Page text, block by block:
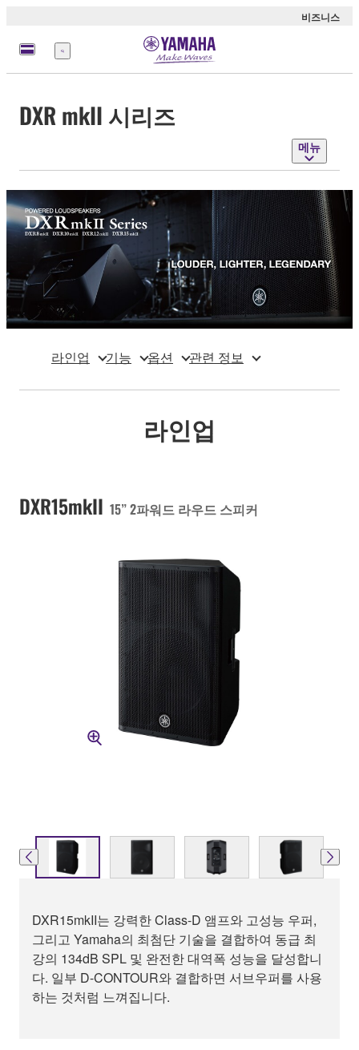
비즈니스
메
뉴
DXR mkII 시리즈
메뉴
라인업 기능 옵션 관련 정보
라인업
DXR15mkII 15” 2파워드 라우드 스피커
DXR15mkII는 강력한 Class-D 앰프와 고성능 우퍼,
그리고 Yamaha의 최첨단 기술을 결합하여 동급 최
강의 134dB SPL 및 완전한 대역폭 성능을 달성합니
다. 일부 D-CONTOUR와 결합하면 서브우퍼를 사용
하는 것처럼 느껴집니다.